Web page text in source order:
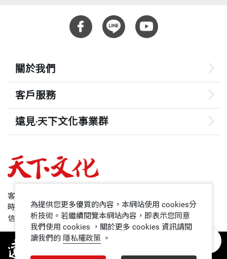
關於我們
客戶服務
遠見‧天下文化事業群
哈佛商業評論
領導影響力學院
1號課堂
客服專線：+886 2 2662-0012
時間：週一~週五9:00~12:30;13:30~17:00
信箱：service@cwgv.com.tw
為提供您更多優質的內容，本網站使用 cookies分
析技術。若繼續閱覽本網站內容，即表示您同意
我們使用 cookies ，關於更多 cookies 資訊請閱
讀我們的 隱私權政策 。